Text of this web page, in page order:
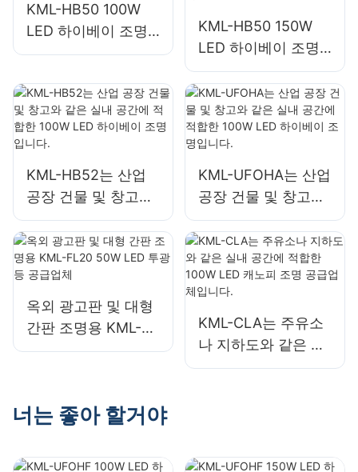
KML-HB50 100W
LED 하이베이 조명
은 공장, 창고 등의
합합니다.
KML-HB50 150W
LED 하이베이 조명
은 수리 작업장이나
창고와 같은 실내 공
간에 적합합니다.
KML-HB52는 산업
공장 건물 및 창고와
같은 실내 공간에 적
합한 100W LED 하
이베이 조명입니다.
KML-UFOHA는 산업
공장 건물 및 창고와
같은 실내 공간에 적
합한 100W LED 하
이베이 조명입니다.
옥외 광고판 및 대형
간판 조명용 KML-
FL20 50W LED 투광
KML-CLA는 주유소
나 지하도와 같은 실
내 공간에 적합한
너는 좋아 할거야